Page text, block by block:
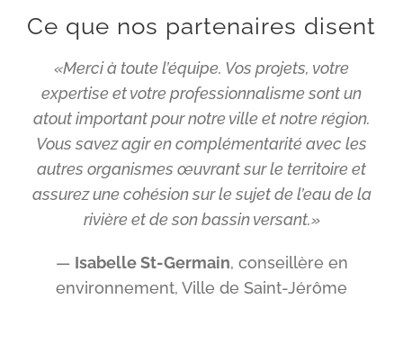
Ce que nos partenaires disent
«Merci à toute l’équipe. Vos projets, votre
expertise et votre professionnalisme sont un
atout important pour notre ville et notre région.
Vous savez agir en complémentarité avec les
autres organismes œuvrant sur le territoire et
assurez une cohésion sur le sujet de l’eau de la
rivière et de son bassin versant.»
— Isabelle St-Germain, conseillère en
environnement, Ville de Saint-Jérôme